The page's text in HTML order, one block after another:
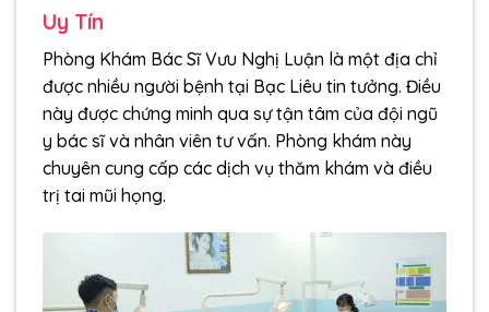
Uy Tín
Phòng Khám Bác Sĩ Vưu Nghị Luận là một địa chỉ
được nhiều người bệnh tại Bạc Liêu tin tưởng. Điều
này được chứng minh qua sự tận tâm của đội ngũ
y bác sĩ và nhân viên tư vấn. Phòng khám này
chuyên cung cấp các dịch vụ thăm khám và điều
trị tai mũi họng.